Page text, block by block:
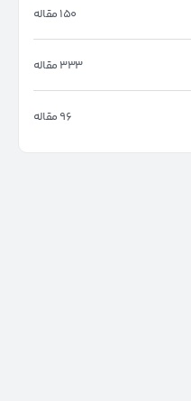
150 مقاله
333 مقاله
96 مقاله